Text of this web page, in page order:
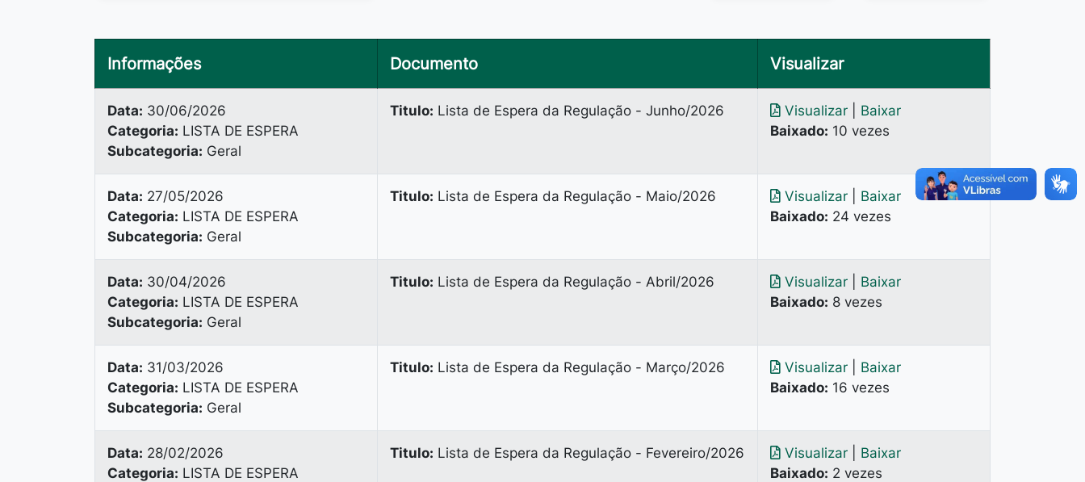
Informações Documento Visualizar
Data: 30/06/2026
Categoria: LISTA DE ESPERA
Subcategoria: Geral
Titulo: Lista de Espera da Regulação - Junho/2026 Visualizar
Baixar
Baixado: 10 vezes
Data: 27/05/2026
Categoria: LISTA DE ESPERA
Subcategoria: Geral
Titulo: Lista de Espera da Regulação - Maio/2026 Visualizar
Baixar
Baixado: 24 vezes
Data: 30/04/2026
Categoria: LISTA DE ESPERA
Subcategoria: Geral
Titulo: Lista de Espera da Regulação - Abril/2026 Visualizar
Baixar
Baixado: 8 vezes
Data: 31/03/2026
Categoria: LISTA DE ESPERA
Subcategoria: Geral
Titulo: Lista de Espera da Regulação - Março/2026 Visualizar
Baixar
Baixado: 16 vezes
Data: 28/02/2026
Categoria: LISTA DE ESPERA
Titulo: Lista de Espera da Regulação - Fevereiro/2026 Visualizar
Baixar
Baixado: 2 vezes